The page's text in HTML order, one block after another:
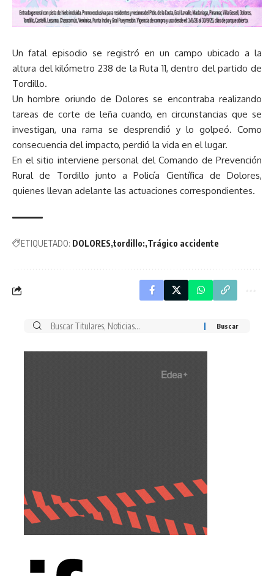
Un fatal episodio se registró en un campo ubicado a la
altura del kilómetro 238 de la Ruta 11, dentro del partido de
Tordillo.
Un hombre oriundo de Dolores se encontraba realizando
tareas de corte de leña cuando, en circunstancias que se
investigan, una rama se desprendió y lo golpeó. Como
consecuencia del impacto, perdió la vida en el lugar.
En el sitio interviene personal del Comando de Prevención
Rural de Tordillo junto a Policía Científica de Dolores,
quienes llevan adelante las actuaciones correspondientes.
ETIQUETADO: DOLORES tordillo: Trágico accidente
Buscar